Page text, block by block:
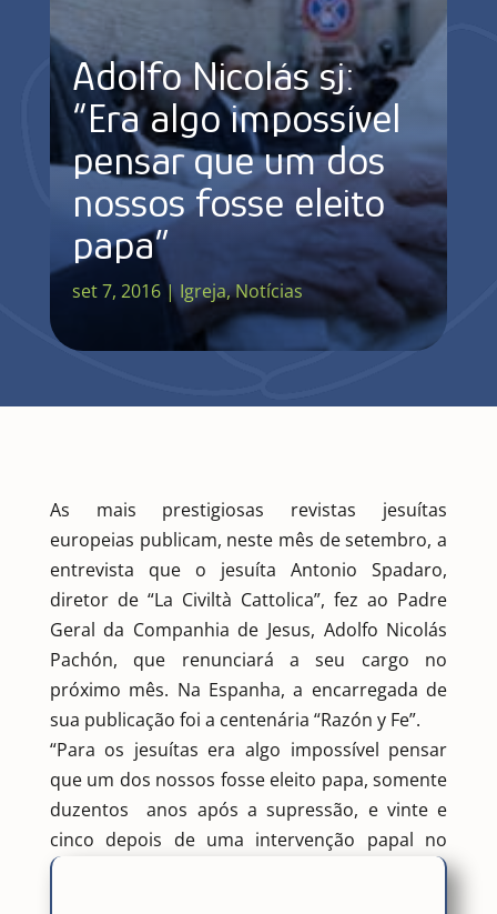
Adolfo Nicolás sj:
“Era algo impossível
pensar que um dos
nossos fosse eleito
papa”
set 7, 2016| Igreja,Notícias
As mais prestigiosas revistas jesuítas
europeias publicam, neste mês de setembro, a
entrevista que o jesuíta Antonio Spadaro,
diretor de “La Civiltà Cattolica”, fez ao Padre
Geral da Companhia de Jesus, Adolfo Nicolás
Pachón, que renunciará a seu cargo no
próximo mês. Na Espanha, a encarregada de
sua publicação foi a centenária “Razón y Fe”.
“Para os jesuítas era algo impossível pensar
que um dos nossos fosse eleito papa, somente
duzentos anos após a supressão, e vinte e
cinco depois de uma intervenção papal no
governo da Companhia”, responde com